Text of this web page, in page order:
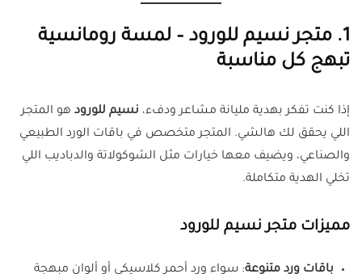
1. متجر نسيم للورود – لمسة رومانسية
تبهج كل مناسبة
إذا كنت تفكر بهدية مليانة مشاعر ودفء، نسيم للورود هو المتجر
اللي يحقق لك هالشي. المتجر متخصص في باقات الورد الطبيعي
والصناعي، ويضيف معها خيارات مثل الشوكولاتة والدباديب اللي
تخلي الهدية متكاملة.
مميزات متجر نسيم للورود
باقات ورد متنوعة: سواء ورد أحمر كلاسيكي أو ألوان مبهجة